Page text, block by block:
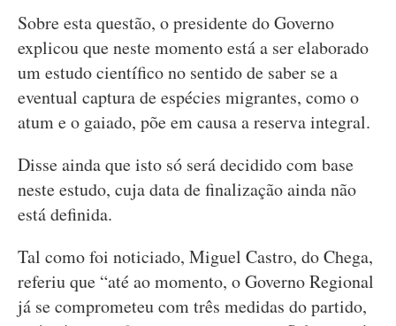
Sobre esta questão, o presidente do Governo
explicou que neste momento está a ser elaborado
um estudo científico no sentido de saber se a
eventual captura de espécies migrantes, como o
atum e o gaiado, põe em causa a reserva integral.
Disse ainda que isto só será decidido com base
neste estudo, cuja data de finalização ainda não
está definida.
Tal como foi noticiado, Miguel Castro, do Chega,
referiu que “até ao momento, o Governo Regional
já se comprometeu com três medidas do partido,